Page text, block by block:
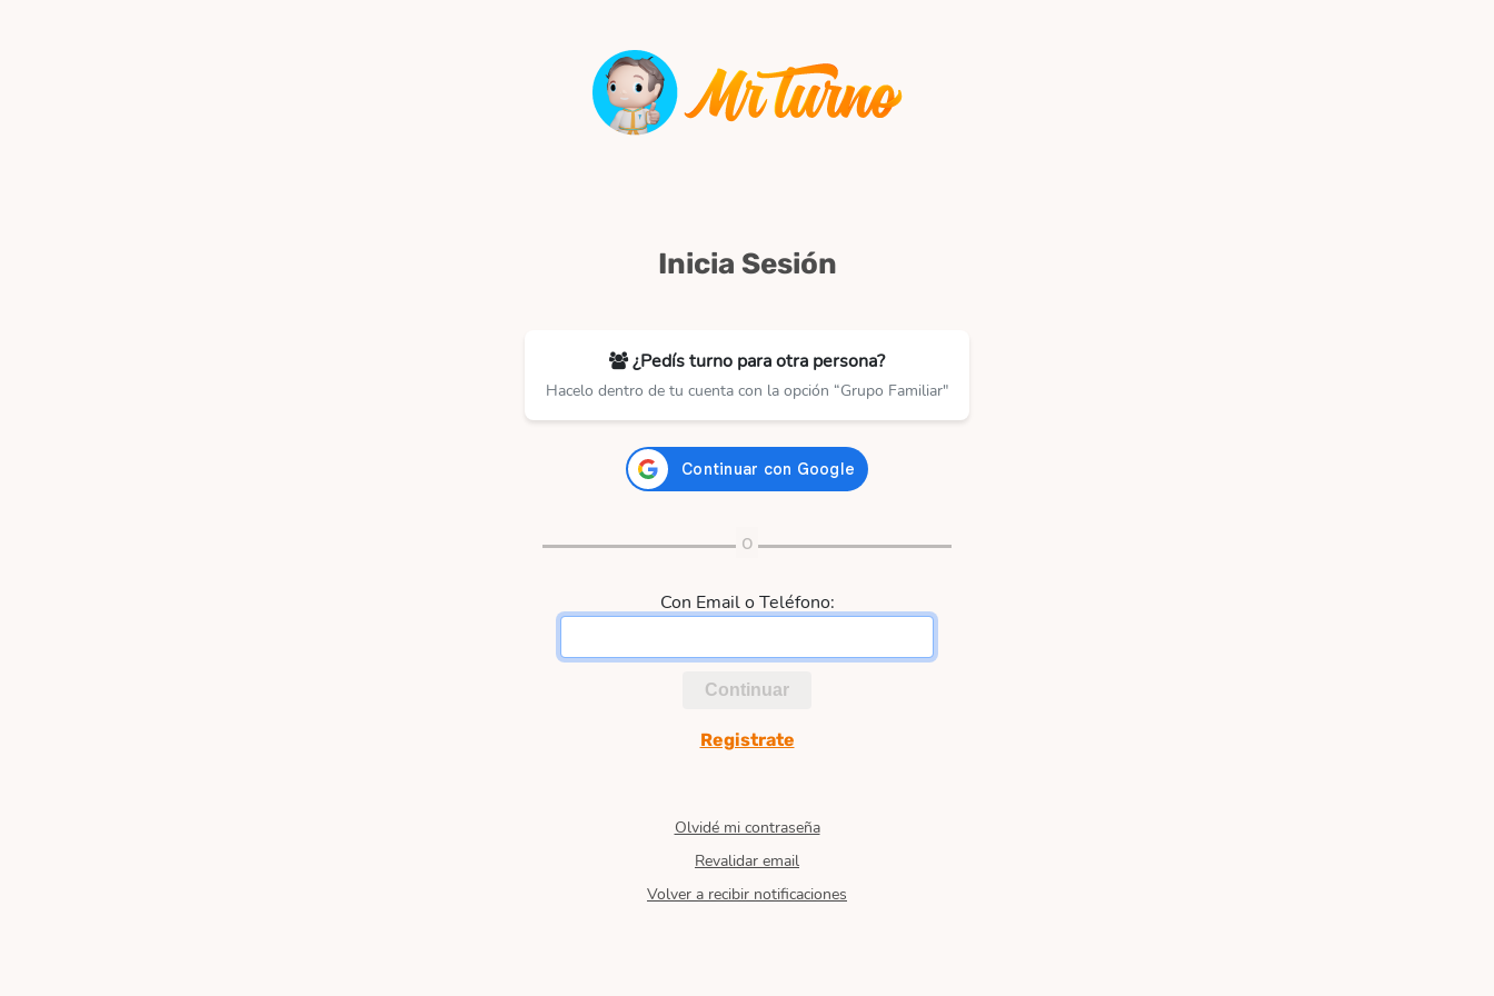
Inicia Sesión
¿Pedís turno para otra persona?
Hacelo dentro de tu cuenta con la opción “Grupo Familiar"
Con Email o Teléfono:
Continuar
Registrate
Olvidé mi contraseña
Revalidar email
Volver a recibir notificaciones